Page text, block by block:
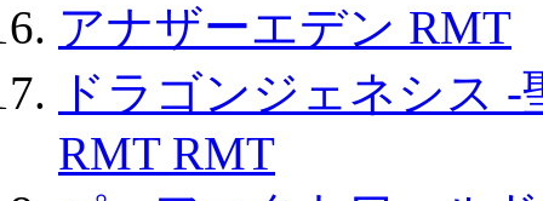
アナザーエデン RMT
ドラゴンジェネシス
RMT RMT